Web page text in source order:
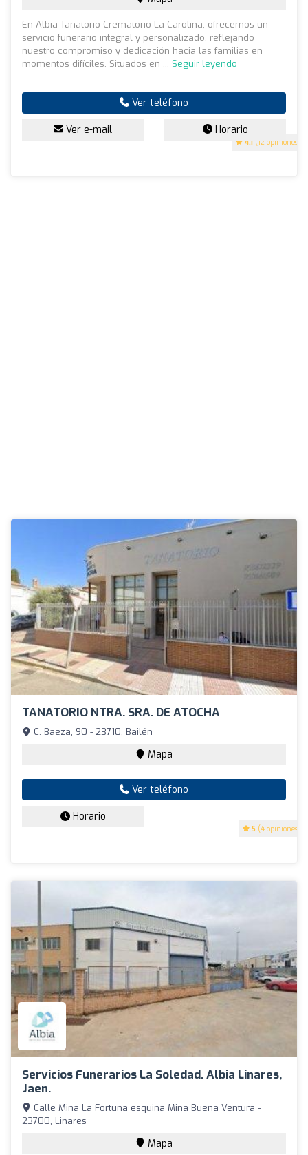
4.1 (12 opiniones)
En Albia Tanatorio Crematorio La Carolina, ofrecemos un
servicio funerario integral y personalizado, reflejando
nuestro compromiso y dedicación hacia las familias en
momentos difíciles. Situados en ... Seguir leyendo
Ver teléfono
Ver e-mail Horario
TANATORIO NTRA. SRA. DE ATOCHA
5 (4 opiniones)
C. Baeza, 90 - 23710, Bailén
Mapa
Ver teléfono
Horario
Servicios Funerarios La Soledad. Albia Linares,
Jaen.
Calle Mina La Fortuna esquina Mina Buena Ventura -
23700, Linares
Mapa